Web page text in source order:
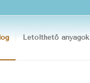
Letölthető anyagok